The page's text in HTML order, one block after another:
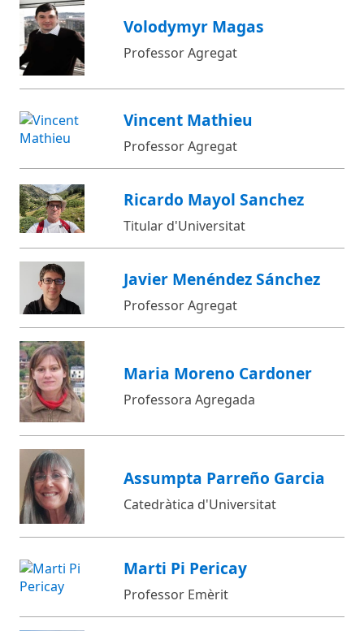
Volodymyr Magas
Professor Agregat
Vincent Mathieu
Professor Agregat
Ricardo Mayol Sanchez
Titular d'Universitat
Javier Menéndez Sánchez
Professor Agregat
Maria Moreno Cardoner
Professora Agregada
Assumpta Parreño Garcia
Catedràtica d'Universitat
Marti Pi Pericay
Professor Emèrit